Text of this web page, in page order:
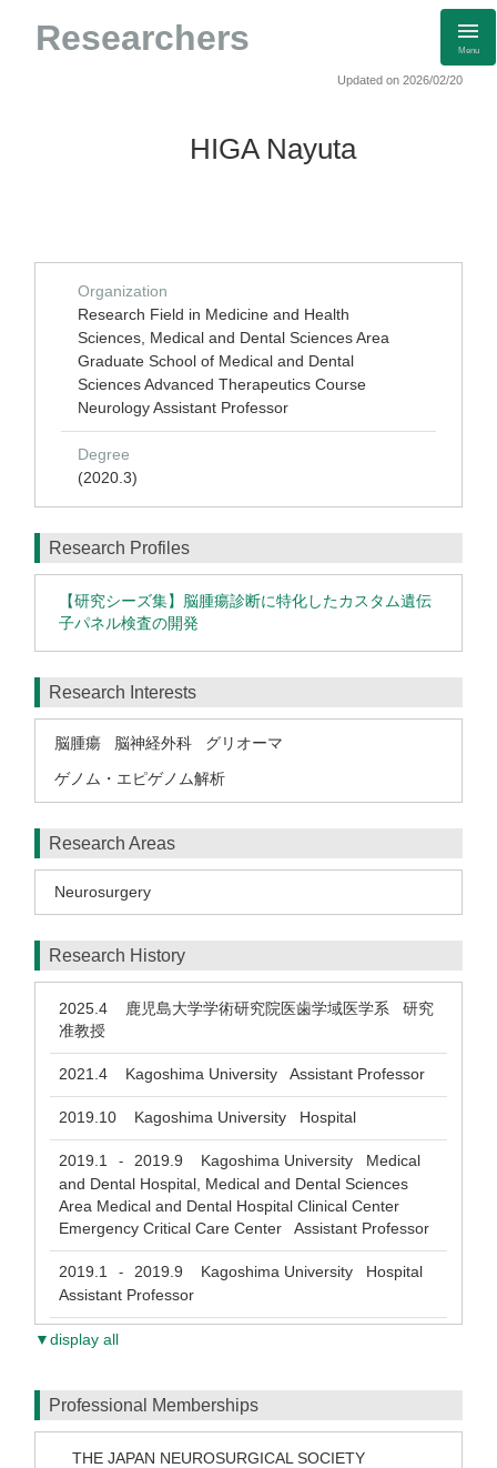
Researchers Menu
Updated on 2026/02/20
HIGA Nayuta
Organization
Research Field in Medicine and Health
Sciences, Medical and Dental Sciences Area
Graduate School of Medical and Dental
Sciences Advanced Therapeutics Course
Neurology Assistant Professor
Degree
(2020.3)
Research Profiles
【研究シーズ集】脳腫瘍診断に特化したカスタム遺伝
子パネル検査の開発
Research Interests
脳腫瘍 脳神経外科
グリオーマ
ゲノム・エピゲノム解析
Research Areas
Neurosurgery
Research History
2025.4 鹿児島大学学術研究院医歯学域医学系 研究
准教授
2021.4 Kagoshima University Assistant Professor
2019.10 Kagoshima University Hospital
2019.1 - 2019.9 Kagoshima University Medical
and Dental Hospital, Medical and Dental Sciences
Area Medical and Dental Hospital Clinical Center
Emergency Critical Care Center Assistant Professor
2019.1 - 2019.9 Kagoshima University Hospital
Assistant Professor
▼display all
Professional Memberships
THE JAPAN NEUROSURGICAL SOCIETY